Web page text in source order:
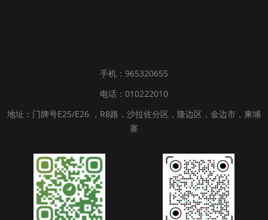
手机：965320655
电话：010222010
地址：门牌号E25/E26 ，R8路，沙拉佐分区，隆边区，金边市，柬埔
寨